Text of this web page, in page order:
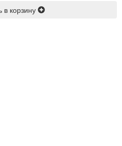
в корзину